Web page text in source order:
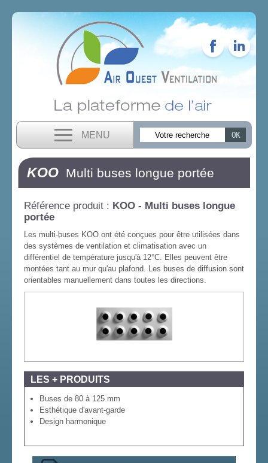
MENU
KOO Multi buses longue portée
Référence produit : KOO - Multi buses longue
portée
Les multi-buses KOO ont été conçues pour être utilisées dans
des systèmes de ventilation et climatisation avec un
différentiel de température jusqu'à 12°C. Elles peuvent être
montées tant au mur qu'au plafond. Les buses de diffusion sont
orientables manuellement dans toutes les directions.
LES + PRODUITS
Buses de 80 à 125 mm
Esthétique d'avant-garde
Design harmonique